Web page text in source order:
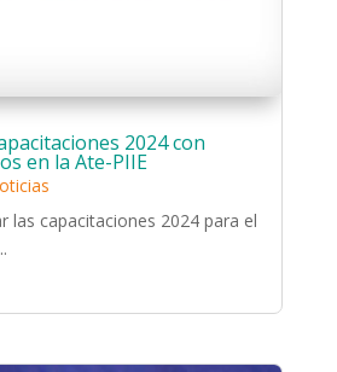
2024 con
en la Ate-PIIE
las capacitaciones 2024 para el